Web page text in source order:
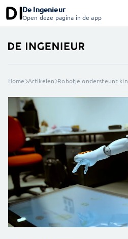
De Ingenieur
Open deze pagina in de app
Home Artikelen Robotje ondersteunt